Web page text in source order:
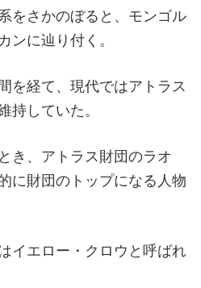
をさかのぼると、モンゴル
ンに辿り付く。
を経て、現代ではアトラス
持していた。
き、アトラス財団のラオ
に財団のトップになる人物
イエロー・クロウと呼ばれ